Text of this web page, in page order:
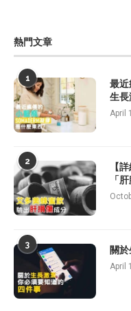
熱門文章
1
最
生長
April
2
【
「
3 關
April